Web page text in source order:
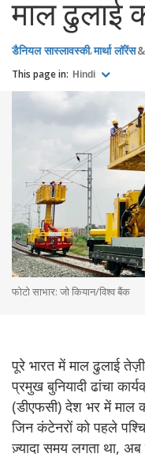
माल ढुलाई
डैनियल सास्लावस्की मार्था लॉरेंस
This page in: Hindi
फोटो साभार: जो कियान/विश्व बैंक
पूरे भारत में माल ढुलाई
प्रमुख बुनियादी ढांचा
(डीएफसी) देश भर में माल
जिन कंटेनरों को पहले
ज़्यादा समय लगता था,